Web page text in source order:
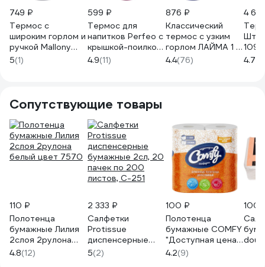
749 ₽
Термос с
широким горлом и
ручкой Mallony
valente 0.5 л
106057
5(1)
599 ₽
Термос для
напитков Perfeo с
крышкой-поилкой,
0.45 л, розовое
золото 300
4.9(11)
876 ₽
Классический
термос с узким
горлом ЛАЙМА 1 л,
нержавеющая
сталь, синий
4.4(76)
4
4.7
Сопутствующие товары
110 ₽
Полотенца
бумажные Лилия
2слоя 2рулона
белый цвет 7570
4.8(12)
2 333 ₽
Салфетки
Protissue
диспенсерные
бумажные 2сл, 20
пачек по 200
5(2)
100 ₽
Полотенца
бумажные COMFY
"Доступная цена"
2-сл. 2 рул./вл.12
1-7538
4.2(9)
100